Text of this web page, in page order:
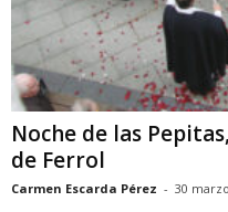
Noche de las
de Ferrol
Carmen Escarda Pérez - 30